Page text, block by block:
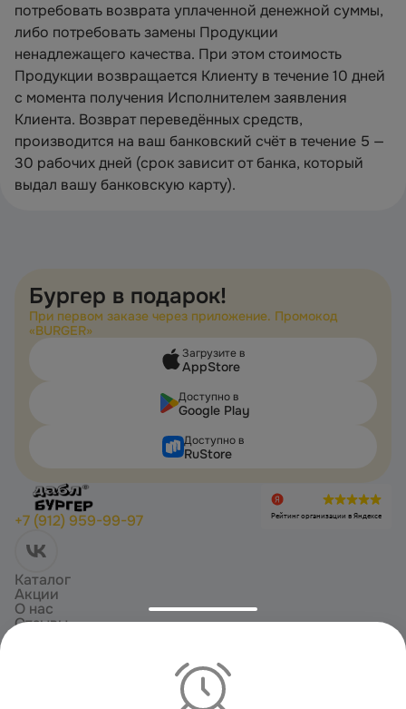
потребовать возврата уплаченной денежной суммы,
либо потребовать замены Продукции
ненадлежащего качества. При этом стоимость
Продукции возвращается Клиенту в течение 10 дней
с момента получения Исполнителем заявления
Клиента. Возврат переведённых средств,
производится на ваш банковский счёт в течение 5 —
30 рабочих дней (срок зависит от банка, который
выдал вашу банковскую карту).
Бургер в подарок!
При первом заказе через приложение. Промокод
«BURGER»
Загрузите в
AppStore
Доступно в
Google Play
Доступно в
RuStore
+7 (912) 959-99-97 Рейтинг организации в Яндексе
Каталог
Акции
О нас
Отзывы
Политика конфиденциальности